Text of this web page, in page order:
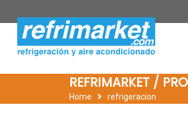
REFRIMARKET /
Home refrigeracion